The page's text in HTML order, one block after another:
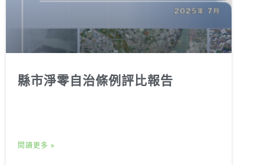
縣市淨零自治條例評比報告
閱讀更多 »